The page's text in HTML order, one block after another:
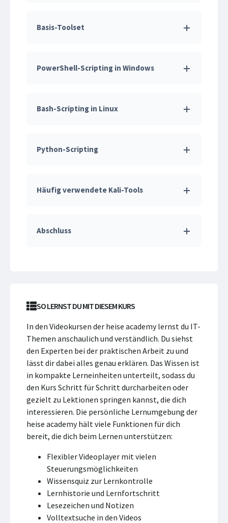
Basis-Toolset
PowerShell-Scripting in Windows
Bash-Scripting in Linux
Python-Scripting
Häufig verwendete Kali-Tools
Abschluss
SO LERNST DU MIT DIESEM KURS
In den Videokursen der heise academy lernst du IT-
Themen anschaulich und verständlich. Du siehst
den Experten bei der praktischen Arbeit zu und
lässt dir dabei alles genau erklären. Das Wissen ist
in kompakte Lerneinheiten unterteilt, sodass du
den Kurs Schritt für Schritt durcharbeiten oder
gezielt zu Lektionen springen kannst, die dich
interessieren. Die persönliche Lernumgebung der
heise academy hält viele Funktionen für dich
bereit, die dich beim Lernen unterstützen:
Flexibler Videoplayer mit vielen
Steuerungsmöglichkeiten
Wissensquiz zur Lernkontrolle
Lernhistorie und Lernfortschritt
Lesezeichen und Notizen
Volltextsuche in den Videos